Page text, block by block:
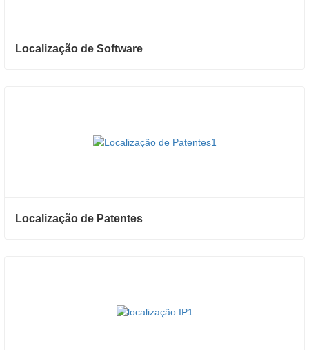
Localização de Software
Localização de Patentes